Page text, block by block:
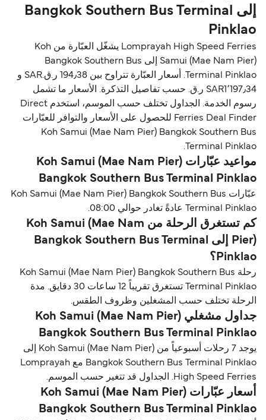
إلى Bangkok Southern Bus Terminal
Pinklao
Lomprayah High Speed Ferries يشغّل العبّارة من Koh
Samui (Mae Nam Pier) إلى Bangkok Southern Bus
Terminal Pinklao. أسعار العبّارة تتراوح بين 194٫38 ر.ق.‏SAR و
SAR1٬197٫34 ر.ق.‏ حسب تفاصيل التذكرة. الأسعار ما تشمل
رسوم الخدمة. الجداول تختلف حسب الموسم، استخدم Direct
Ferries Deal Finder للحصول على الأسعار والتوافر للعبّارات
Koh Samui (Mae Nam Pier) Bangkok Southern Bus
Terminal Pinklao.
مواعيد عبّارات Koh Samui (Mae Nam Pier)
Bangkok Southern Bus Terminal Pinklao
عبّارات Koh Samui (Mae Nam Pier) Bangkok Southern Bus
Terminal Pinklao عادةً تغادر حوالي 08:00.
كم تستغرق الرحلة من Koh Samui (Mae Nam
Pier) إلى Bangkok Southern Bus Terminal
Pinklao؟
رحلة Koh Samui (Mae Nam Pier) Bangkok Southern Bus
Terminal Pinklao تستغرق تقريباً 12 ساعات 30 دقايق. مدة
الرحلة تختلف حسب المشغلين وظروف الطقس.
جداول مشغلي Koh Samui (Mae Nam Pier)
Bangkok Southern Bus Terminal Pinklao
يوجد 7 رحلات أسبوعياً من Koh Samui (Mae Nam Pier) إلى
Bangkok Southern Bus Terminal Pinklao مع Lomprayah
High Speed Ferries. الجداول قد تتغير حسب الموسم.
أسعار عبّارات Koh Samui (Mae Nam Pier)
Bangkok Southern Bus Terminal Pinklao